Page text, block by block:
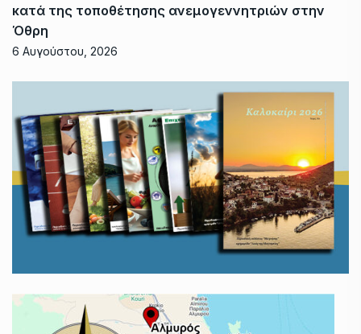
κατά της τοποθέτησης ανεμογεννητριών στην
Όθρη
6 Αυγούστου, 2026